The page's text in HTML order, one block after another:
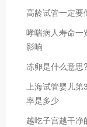
高龄试管一定要
哮喘病人寿命一
影响
冻卵是什么意思
上海试管婴儿第
率是多少
越吃子宫越干净